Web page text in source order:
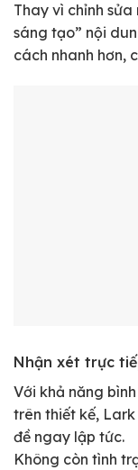
Thay vì chỉnh
sáng tạo” nội
cách nhanh hơn,
Nhận xét trực
Với khả năng
trên thiết kế,
đề ngay lập tức.
Không còn tình